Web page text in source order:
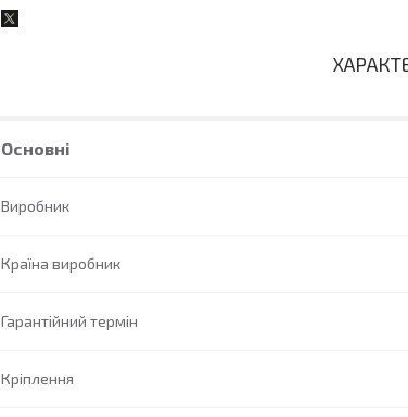
Основні
Виробник
Країна виробник
Гарантійний термін
Кріплення